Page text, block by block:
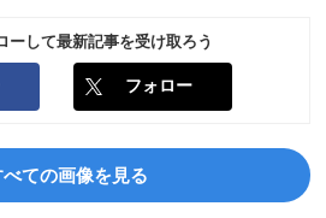
ーして最新記事を受け取ろう
フォロー
べての画像を見る